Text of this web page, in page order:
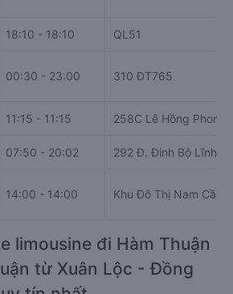
18:10 - 18:10 QL51
00:30 - 23:00 310 ĐT765
11:15 - 11:15 258C Lê Hồng
07:50 - 20:02 292 Đ. Đinh Bộ Lĩnh,
14:00 - 14:00 Khu Đô Thị Nam Cần
limousine đi Hàm Thuận
từ Xuân Lộc - Đồng